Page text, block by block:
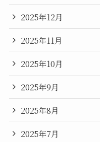
2025年12月
2025年11月
2025年10月
2025年9月
2025年8月
2025年7月